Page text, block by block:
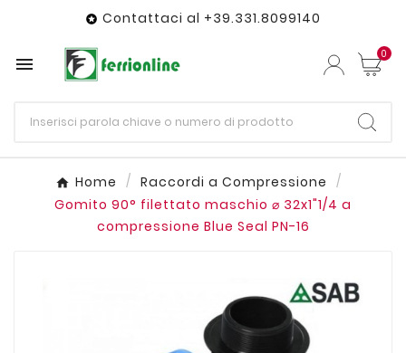
 Contattaci al +39.331.8099140
 0
Home
Raccordi a Compressione
Gomito 90° filettato maschio ⌀ 32x1"1/4 a
compressione Blue Seal PN-16